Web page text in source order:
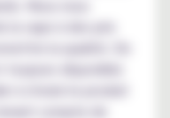
Nous nous
la vape à des prix
disponible